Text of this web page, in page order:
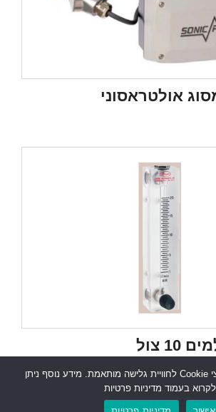
אולטראסוני
צול
אנו משתמשים בקובצי Cookie לחוויית גלישה מותאמת. מידע נוסף ניתן
לקרוא בעמוד מדיניות פרטיות